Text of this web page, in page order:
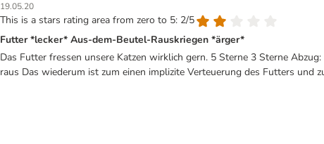
19.05.20
This is a stars rating area from zero to 5: 2/5
Futter *lecker* Aus-dem-Beutel-Rauskriegen *ärger*
Das Futter fressen unsere Katzen wirklich gern. 5 Sterne 3 Sterne
raus Das wiederum ist zum einen implizite Verteuerung des Futters und